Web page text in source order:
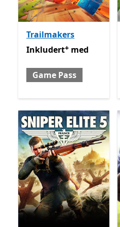
Trailmakers
Inkludert med Game Pass
Inkludert+ med
Game Pass